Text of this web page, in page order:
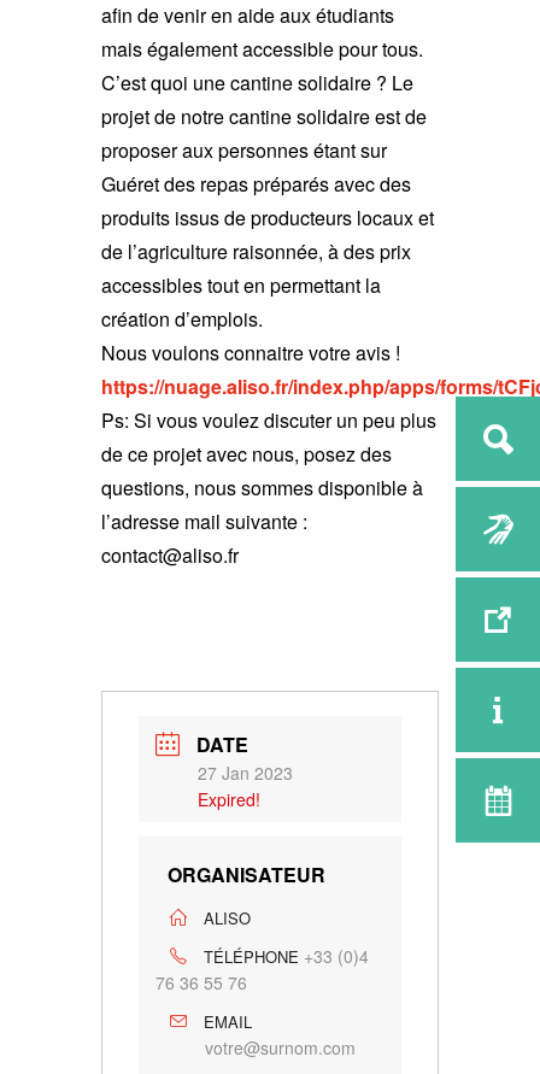
afin de venir en aide aux étudiants
mais également accessible pour tous.
C’est quoi une cantine solidaire ? Le
projet de notre cantine solidaire est de
proposer aux personnes étant sur
Guéret des repas préparés avec des
produits issus de producteurs locaux et
de l’agriculture raisonnée, à des prix
accessibles tout en permettant la
création d’emplois.
Nous voulons connaitre votre avis !
https://nuage.aliso.fr/index.php/apps/forms/
Ps: Si vous voulez discuter un peu plus
de ce projet avec nous, posez des
questions, nous sommes disponible à
l’adresse mail suivante :
contact@aliso.fr
DATE
27 Jan 2023
Expired!
ORGANISATEUR
ALISO
TÉLÉPHONE +33 (0)4
76 36 55 76
EMAIL
votre@surnom.com